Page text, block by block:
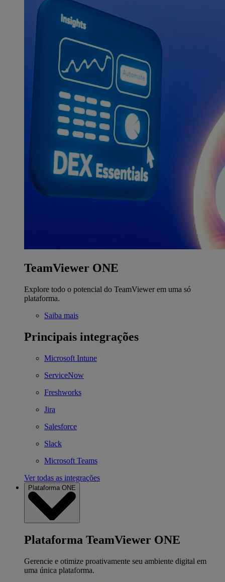
TeamViewer ONE
Explore todo o potencial do TeamViewer em uma só
plataforma.
Saiba mais
Principais integrações
Microsoft Intune
ServiceNow
Freshworks
Jira
Salesforce
Slack
Microsoft Teams
Ver todas as integrações
Plataforma ONE
Plataforma TeamViewer ONE
Gerencie e otimize proativamente seu ambiente digital em
uma única plataforma.